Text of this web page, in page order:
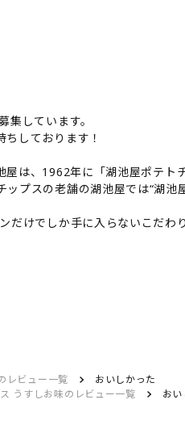
しています。
しております！
は、1962年に「湖池屋ポテ
プスの老舗の湖池屋では“湖池
けでしか手に入らないこだわ
レビュー一覧
おいしかった
うすしお味のレビュー一覧 お